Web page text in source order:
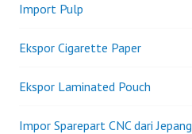
Import Pulp
Ekspor Cigarette Paper
Ekspor Laminated Pouch
Impor Sparepart CNC dari Jepang